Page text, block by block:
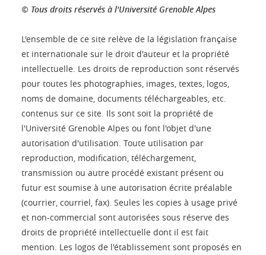
© Tous droits réservés à l'Université Grenoble Alpes
L'ensemble de ce site relève de la législation française
et internationale sur le droit d'auteur et la propriété
intellectuelle. Les droits de reproduction sont réservés
pour toutes les photographies, images, textes, logos,
noms de domaine, documents téléchargeables, etc.
contenus sur ce site. Ils sont soit la propriété de
l'Université Grenoble Alpes ou font l'objet d'une
autorisation d'utilisation. Toute utilisation par
reproduction, modification, téléchargement,
transmission ou autre procédé existant présent ou
futur est soumise à une autorisation écrite préalable
(courrier, courriel, fax). Seules les copies à usage privé
et non-commercial sont autorisées sous réserve des
droits de propriété intellectuelle dont il est fait
mention. Les logos de l'établissement sont proposés en